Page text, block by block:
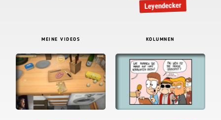
Leyendecker
MEINE VIDEOS KOLUMNEN